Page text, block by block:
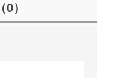
（0）